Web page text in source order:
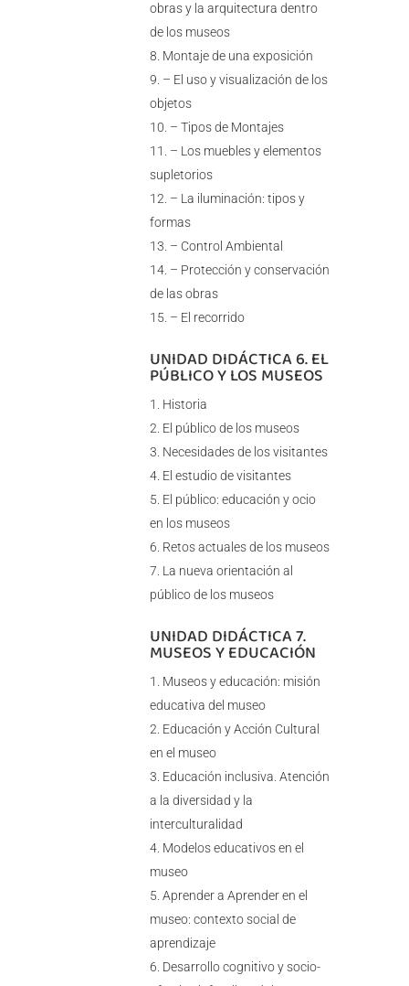
obras y la arquitectura dentro
de los museos
Montaje de una exposición
– El uso y visualización de los
objetos
– Tipos de Montajes
– Los muebles y elementos
supletorios
– La iluminación: tipos y
formas
– Control Ambiental
– Protección y conservación
de las obras
– El recorrido
UNIDAD DIDÁCTICA 6. EL
PÚBLICO Y LOS MUSEOS
Historia
El público de los museos
Necesidades de los visitantes
El estudio de visitantes
El público: educación y ocio
en los museos
Retos actuales de los museos
La nueva orientación al
público de los museos
UNIDAD DIDÁCTICA 7.
MUSEOS Y EDUCACIÓN
Museos y educación: misión
educativa del museo
Educación y Acción Cultural
en el museo
Educación inclusiva. Atención
a la diversidad y la
interculturalidad
Modelos educativos en el
museo
Aprender a Aprender en el
museo: contexto social de
aprendizaje
Desarrollo cognitivo y socio-